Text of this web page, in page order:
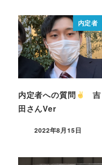
内定者
内定者への質問
吉
田さんVer
2022年8月15日